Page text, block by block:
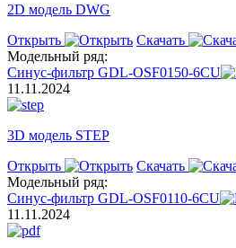
2D модель DWG
Открыть
Скачать
Модельный ряд:
Синус-фильтр GDL-OSF0150-6CU
11.11.2024
3D модель STEP
Открыть
Скачать
Модельный ряд:
Синус-фильтр GDL-OSF0110-6CU
11.11.2024